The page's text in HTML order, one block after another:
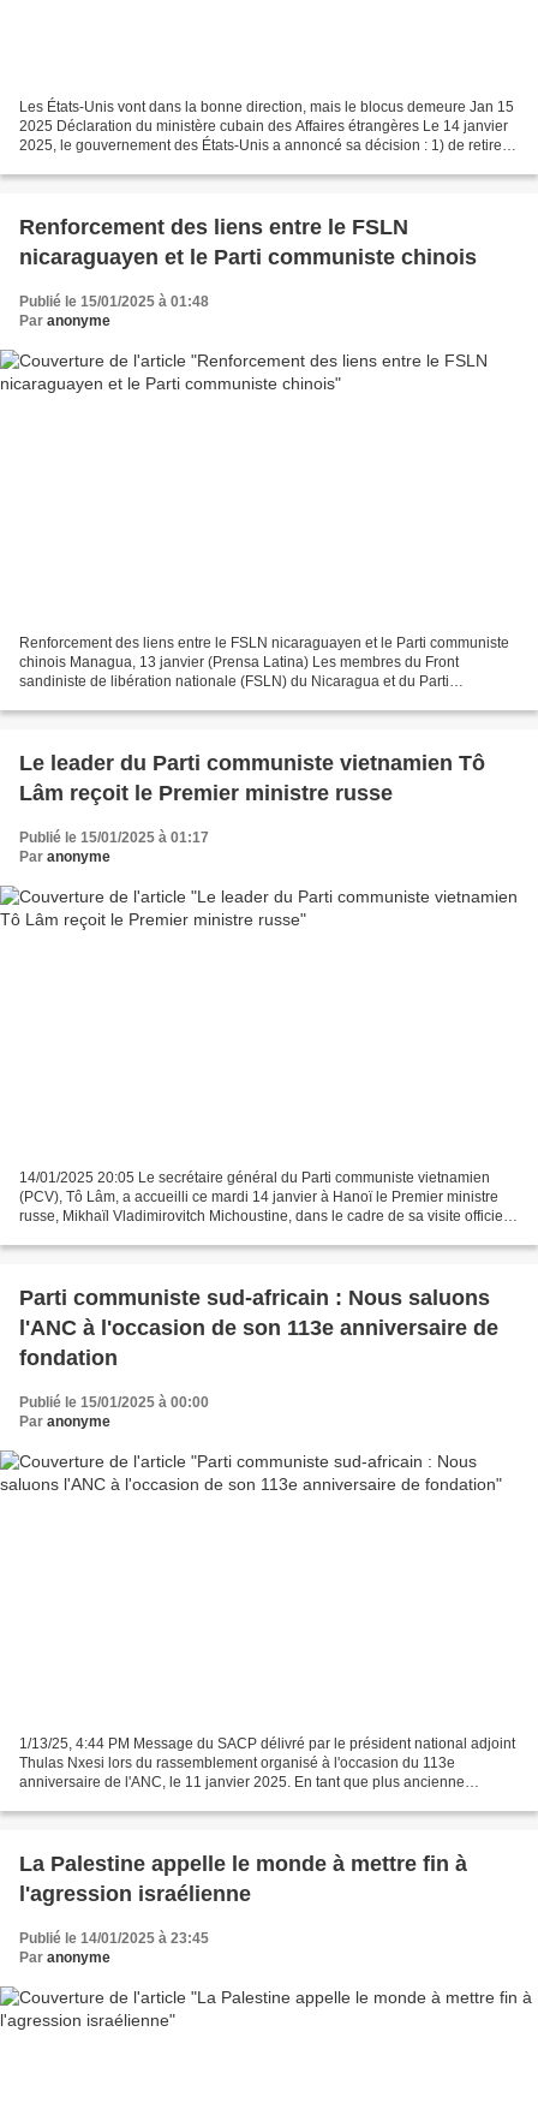
Les États-Unis vont dans la bonne direction, mais le blocus demeure Jan 15
2025 Déclaration du ministère cubain des Affaires étrangères Le 14 janvier
2025, le gouvernement des États-Unis a annoncé sa décision : 1) de retirer
Renforcement des liens entre le FSLN
nicaraguayen et le Parti communiste chinois
Publié le 15/01/2025 à 01:48
Par anonyme
Renforcement des liens entre le FSLN nicaraguayen et le Parti communiste
chinois Managua, 13 janvier (Prensa Latina) Les membres du Front
sandiniste de libération nationale (FSLN) du Nicaragua et du Parti
Le leader du Parti communiste vietnamien Tô
Lâm reçoit le Premier ministre russe
Publié le 15/01/2025 à 01:17
Par anonyme
14/01/2025 20:05 Le secrétaire général du Parti communiste vietnamien
(PCV), Tô Lâm, a accueilli ce mardi 14 janvier à Hanoï le Premier ministre
russe, Mikhaïl Vladimirovitch Michoustine, dans le cadre de sa visite officielle
Parti communiste sud-africain : Nous saluons
l'ANC à l'occasion de son 113e anniversaire de
fondation
Publié le 15/01/2025 à 00:00
Par anonyme
1/13/25, 4:44 PM Message du SACP délivré par le président national adjoint
Thulas Nxesi lors du rassemblement organisé à l'occasion du 113e
anniversaire de l'ANC, le 11 janvier 2025. En tant que plus ancienne
La Palestine appelle le monde à mettre fin à
l'agression israélienne
Publié le 14/01/2025 à 23:45
Par anonyme